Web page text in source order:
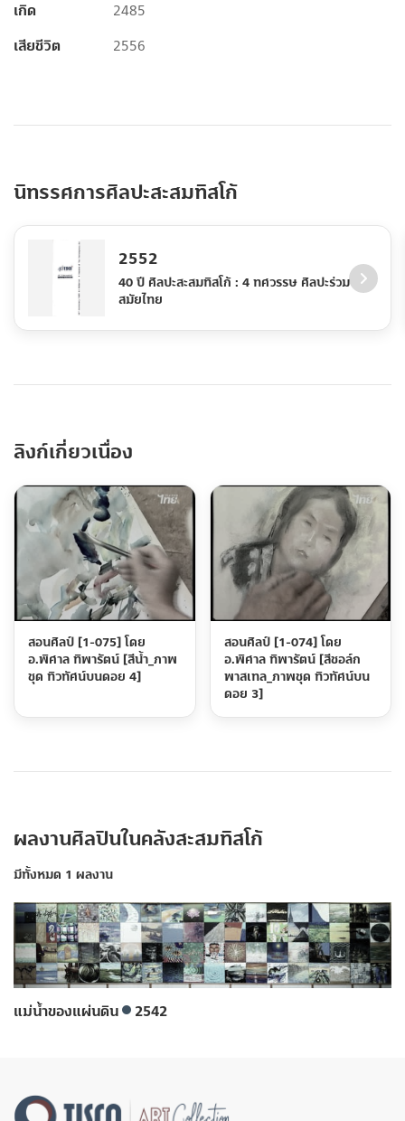
เกิด
2485
เสียชีวิต
2556
นิทรรศการศิลปะสะสมทิสโก้
2552
40 ปี ศิลปะสะสมทิสโก้ : 4 ทศวรรษ ศิลปะร่วม
สมัยไทย
ลิงก์เกี่ยวเนื่อง
สอนศิลป์ [1-075] โดย
อ.พิศาล ทิพารัตน์ [สีน้ำ_ภาพ
ชุด ทิวทัศน์บนดอย 4]
สอนศิลป์ [1-074] โดย
อ.พิศาล ทิพารัตน์ [สีชอล์ก
พาสเทล_ภาพชุด ทิวทัศน์บน
ดอย 3]
ผลงานศิลปินในคลังสะสมทิสโก้
มีทั้งหมด 1 ผลงาน
แม่น้ำของแผ่นดิน 2542